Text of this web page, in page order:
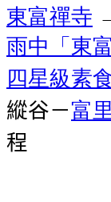
東富禪寺
雨中「東
四星級素
縱谷－富
程